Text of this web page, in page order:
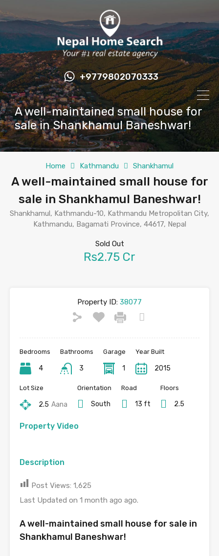
+9779802070333
A well-maintained small house for
sale in Shankhamul Baneshwar!
Home Kathmandu Shankhamul
A well-maintained small house for
sale in Shankhamul Baneshwar!
Shankhamul, Kathmandu-10, Kathmandu Metropolitan City,
Kathmandu, Bagamati Province, 44617, Nepal
Sold Out
Rs2.75 Cr
Property ID: 38077
Bedrooms
4
Bathrooms
3
Garage
1
Year Built
2015
Lot Size
2.5 Aana
Orientation
South
Road
13 ft
Floors
2.5
Property Video
Description
Post Views: 1,625
Last Updated on 1 month ago ago.
A well-maintained small house for sale in
Shankhamul Baneshwar!